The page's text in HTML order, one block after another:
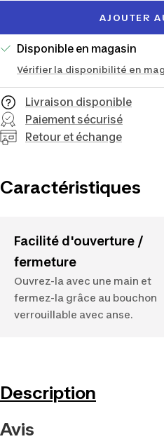
AJOUTER
Disponible en magasin
Vérifier la disponibilité en
Livraison disponible
Paiement sécurisé
Retour et échange
Caractéristiques
Facilité d'ouverture /
fermeture
Ouvrez-la avec une main et
fermez-la grâce au bouchon
verrouillable avec anse.
Description
Avis